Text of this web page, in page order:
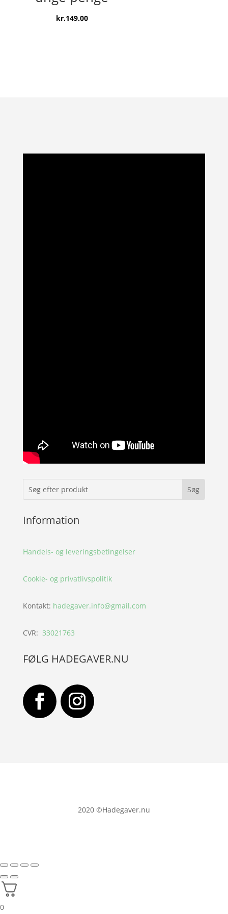
kr.149.00
Information
Handels- og leveringsbetingelser
Cookie- og privatlivspolitik
Kontakt: hadegaver.info@gmail.com
CVR: 33021763
FØLG HADEGAVER.NU
2020 ©Hadegaver.nu
0